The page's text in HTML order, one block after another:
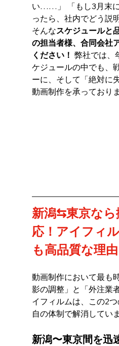
い……」 「もし3月末
ったら、社内でどう説
そんなスケジュールと
の担当者様、合同会社
ください！ 弊社では、
ケジュールの中でも、
ーに、そして「絶対に
動画制作を承っておりま
新潟⇆東京なら
応！アイフィ
も高品質な理由
動画制作において最も
影の調整」と「外注業
イフィルムは、この2
自の体制で解消していま
新潟〜東京間を迅